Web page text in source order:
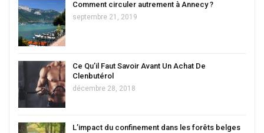
Comment circuler autrement à Annecy ?
septembre 21, 2019
Ce Qu’il Faut Savoir Avant Un Achat De
Clenbutérol
décembre 28, 2018
L’impact du confinement dans les forêts belges